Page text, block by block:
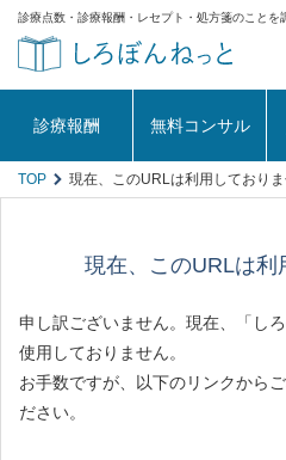
診療点数・診療報酬・レセプト・処方箋のことを
診療報酬 無料コンサル
TOP 現在、このURLは利用しており
現在、このURLは利
申し訳ございません。現在、「し
使用しておりません。
お手数ですが、以下のリンクから
ださい。